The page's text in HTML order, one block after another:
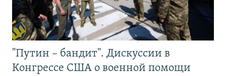
"Путин – бандит". Дискуссии в
Конгрессе США о военной помощи